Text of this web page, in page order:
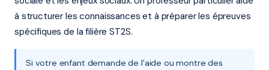
à structurer les connaissances et à préparer les épreuves
spécifiques de la filière ST2S.
Si votre enfant demande de l'aide ou montre des